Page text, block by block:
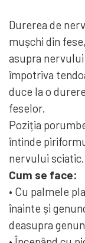
Durerea de
mușchi din
asupra
împotriva
duce la o
feselor.
Poziția
întinde
nervului sciatic.
Cum se face:
• Cu palmele
înainte și
deasupra